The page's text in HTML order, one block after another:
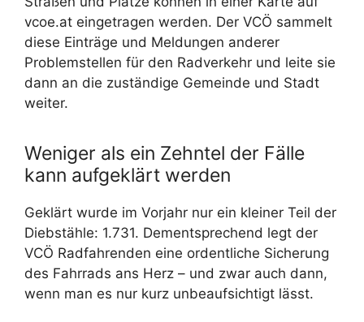
vcoe.at eingetragen werden. Der VCÖ sammelt
diese Einträge und Meldungen anderer
Problemstellen für den Radverkehr und leite sie
dann an die zuständige Gemeinde und Stadt
weiter.
Weniger als ein Zehntel der Fälle
kann aufgeklärt werden
Geklärt wurde im Vorjahr nur ein kleiner Teil der
Diebstähle: 1.731. Dementsprechend legt der
VCÖ Radfahrenden eine ordentliche Sicherung
des Fahrrads ans Herz – und zwar auch dann,
wenn man es nur kurz unbeaufsichtigt lässt.